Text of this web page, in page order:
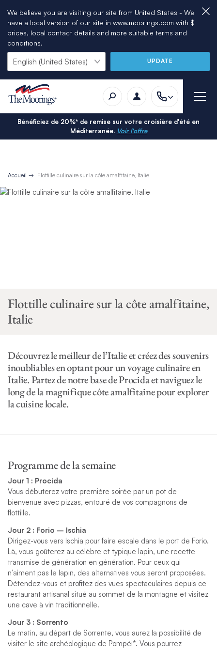
We believe you are visiting our site from United States - We
have a local version of our site in www.moorings.com with $
prices, local contact details and more suitable terms and
conditions.
UPDATE
Bénéficiez de 20%* de remise sur votre croisière d'été en
Méditerranée. Voir l'offre
Accueil Flottille culinaire sur la côte amalfitaine, Italie
Flottille culinaire sur la côte amalfitaine,
Italie
Découvrez le meilleur de l’Italie et créez des souvenirs
inoubliables en optant pour un voyage culinaire en
Italie. Partez de notre base de Procida et naviguez le
long de la magnifique côte amalfitaine pour explorer
la cuisine locale.
Programme de la semaine
Jour 1 : Procida
Vous débuterez votre première soirée par un pot de
bienvenue avec pizzas, entouré de vos compagnons de
flottille.
Jour 2 : Forio – Ischia
Dirigez-vous vers Ischia pour faire escale dans le port de Forio.
Là, vous goûterez au célèbre et typique lapin, une recette
transmise de génération en génération. Pour ceux qui
n’aiment pas le lapin, des alternatives vous seront proposées.
Détendez-vous et profitez des vues spectaculaires depuis ce
restaurant artisanal situé au sommet de la montagne et visitez
une cave à vin traditionnelle.
Jour 3 : Sorrento
Le matin, au départ de Sorrente, vous aurez la possibilité de
visiter le site archéologique de Pompéi*. Vous pourrez